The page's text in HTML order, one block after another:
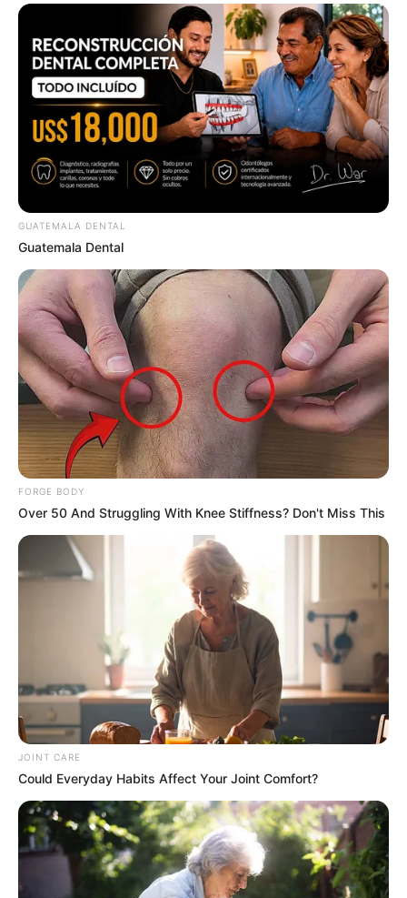
Men, You Don't Need Viagra If You Do This Once A
Day
MEDVI
This New Will Give You An Erection After +45
MEDVI
Men 45+ Are Trying This To Perform Better
MEDVI
GUATEMALA DENTAL
Guatemala Dental
FORGE BODY
Over 50 And Struggling With Knee Stiffness? Don't Miss This
JOINT CARE
Could Everyday Habits Affect Your Joint Comfort?